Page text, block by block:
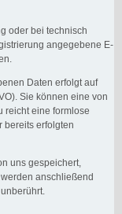
oder bei technisch
angegebene E-
Daten erfolgt auf
Sie können eine von
reicht eine formlose
bereits erfolgten
uns gespeichert,
anschließend